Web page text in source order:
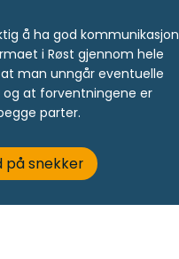
å ha god kommunikasjon
i Røst gjennom hele
man unngår eventuelle
at forventningene er
parter.
på snekker